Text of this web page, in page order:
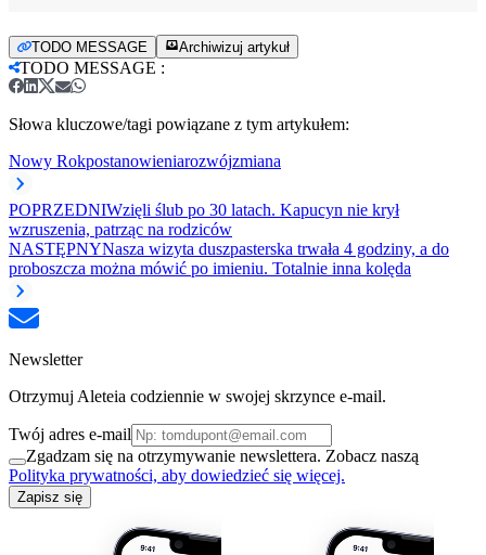
TODO MESSAGE Archiwizuj artykuł
TODO MESSAGE :
Słowa kluczowe/tagi powiązane z tym artykułem:
Nowy Rokpostanowieniarozwójzmiana
POPRZEDNIWzięli ślub po 30 latach. Kapucyn nie krył
wzruszenia, patrząc na rodziców
NASTĘPNYNasza wizyta duszpasterska trwała 4 godziny, a do
proboszcza można mówić po imieniu. Totalnie inna kolęda
Newsletter
Otrzymuj Aleteia codziennie w swojej skrzynce e-mail.
Twój adres e-mail
Zgadzam się na otrzymywanie newslettera. Zobacz naszą
Polityka prywatności, aby dowiedzieć się więcej.
Zapisz się